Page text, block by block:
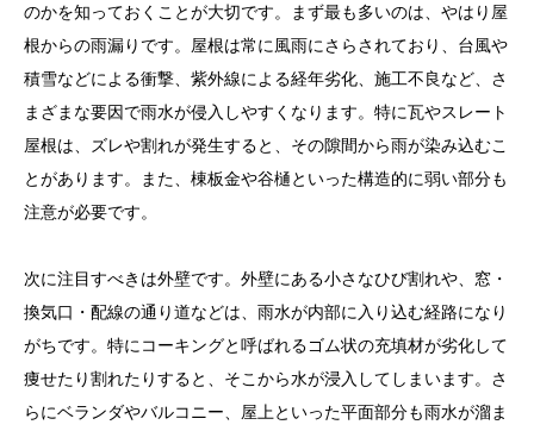
のかを知っておくことが大切です。まず最も多いのは、やはり屋
根からの雨漏りです。屋根は常に風雨にさらされており、台風や
積雪などによる衝撃、紫外線による経年劣化、施工不良など、さ
まざまな要因で雨水が侵入しやすくなります。特に瓦やスレート
屋根は、ズレや割れが発生すると、その隙間から雨が染み込むこ
とがあります。また、棟板金や谷樋といった構造的に弱い部分も
注意が必要です。
次に注目すべきは外壁です。外壁にある小さなひび割れや、窓・
換気口・配線の通り道などは、雨水が内部に入り込む経路になり
がちです。特にコーキングと呼ばれるゴム状の充填材が劣化して
痩せたり割れたりすると、そこから水が浸入してしまいます。さ
らにベランダやバルコニー、屋上といった平面部分も雨水が溜ま